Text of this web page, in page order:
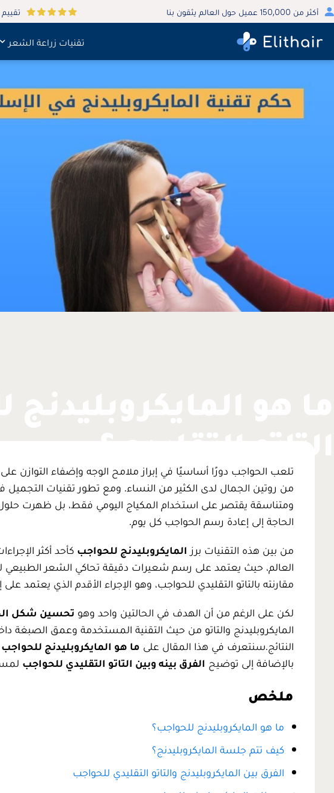
أكثر من 150,000 عميل حول العالم يثقون بنا تقييم 4.9 من أكثر من 11,000 مراجعة على Google
تقنيات زراعة الشعر
تلعب الحواجب دورًا أساسيًا في إبراز ملامح الوجه وإضفاء التوازن
من روتين الجمال لدى الكثير من النساء. ومع تطور تقنيات
ومتناسقة يقتصر على استخدام المكياج اليومي فقط، بل ظهرت
الحاجة إلى إعادة رسم الحواجب كل يوم.
من بين هذه التقنيات برز المايكروبليدنج للحواجب كأحد أكثر
العالم، حيث يعتمد على رسم شعيرات دقيقة تحاكي الشعر الطبيعي
مقارنته بالتاتو التقليدي للحواجب، وهو الإجراء الأقدم الذي يعتمد
لكن على الرغم من أن الهدف في الحالتين واحد وهو تحسين شكل
المايكروبليدنج والتاتو من حيث التقنية المستخدمة وعمق الصبغة
النتائج.سنتعرف في هذا المقال على ما هو المايكروبليدنج للحواجب
بالإضافة إلى توضيح الفرق بينه وبين التاتو التقليدي للحواجب
ملخص
ما هو المايكروبليدنج للحواجب؟
كيف تتم جلسة المايكروبليدنج؟
الفرق بين المايكروبليدنج والتاتو التقليدي للحواجب